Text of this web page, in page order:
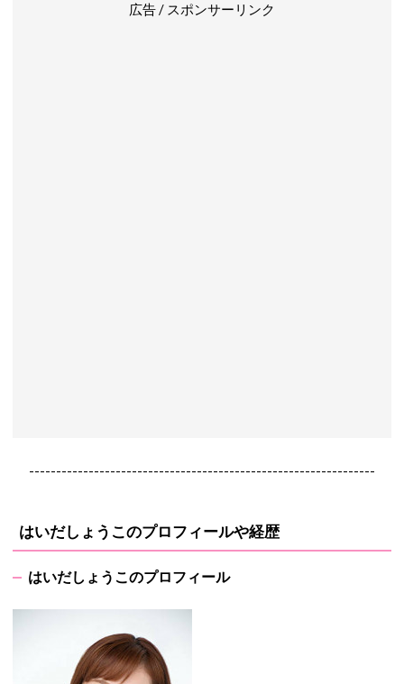
広告 / スポンサーリンク
----------------------------------------------------------------
はいだしょうこのプロフィールや経歴
はいだしょうこのプロフィール